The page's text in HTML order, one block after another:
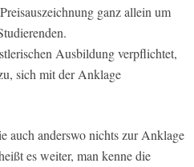
ganz allein um
Ausbildung verpflichtet,
sich mit der Anklage
auch anderswo nichts zur Anklage
es weiter, man kenne die